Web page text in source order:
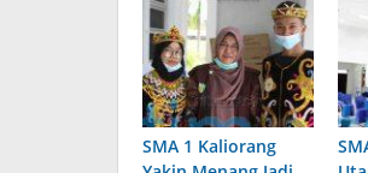
SMA 1 Kaliorang